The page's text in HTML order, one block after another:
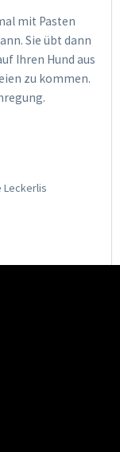
mit Pasten
Sie übt dann
Ihren Hund aus
zu kommen.
Leckerlis